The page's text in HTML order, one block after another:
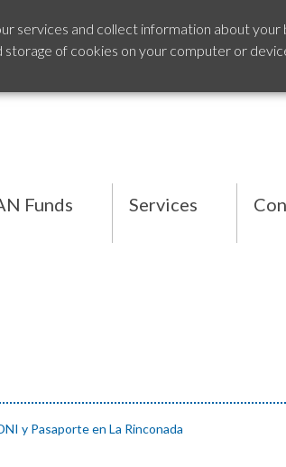
Funds Services
y Pasaporte en La Rinconada
services and collect information about your
of cookies on your computer or